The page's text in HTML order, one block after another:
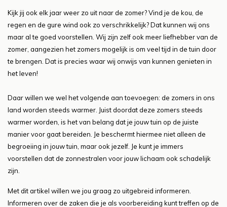
Kijk jij ook elk jaar weer zo uit naar de zomer? Vind je de kou, de
regen en de gure wind ook zo verschrikkelijk? Dat kunnen wij ons
maar al te goed voorstellen. Wij zijn zelf ook meer liefhebber van de
zomer, aangezien het zomers mogelijk is om veel tijd in de tuin door
te brengen. Dat is precies waar wij onwijs van kunnen genieten in
het leven!
Daar willen we wel het volgende aan toevoegen: de zomers in ons
land worden steeds warmer. Juist doordat deze zomers steeds
warmer worden, is het van belang dat je jouw tuin op de juiste
manier voor gaat bereiden. Je beschermt hiermee niet alleen de
begroeiing in jouw tuin, maar ook jezelf. Je kunt je immers
voorstellen dat de zonnestralen voor jouw lichaam ook schadelijk
zijn.
Met dit artikel willen we jou graag zo uitgebreid informeren.
Informeren over de zaken die je als voorbereiding kunt treffen op de